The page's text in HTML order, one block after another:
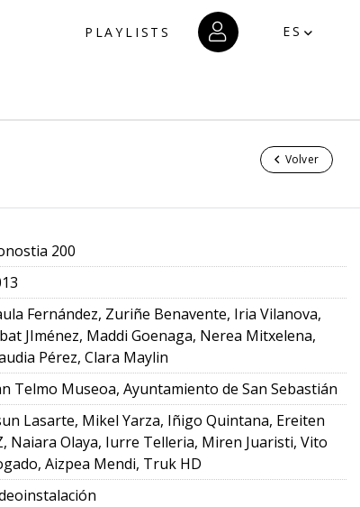
PLAYLISTS ES
Volver
200
Fernández, Zuriñe Benavente, Iria Vilanova,
JIménez, Maddi Goenaga, Nerea Mitxelena,
Pérez, Clara Maylin
Telmo Museoa, Ayuntamiento de San Sebastián
Lasarte, Mikel Yarza, Iñigo Quintana, Ereiten
Naiara Olaya, Iurre Telleria, Miren Juaristi, Vito
Aizpea Mendi, Truk HD